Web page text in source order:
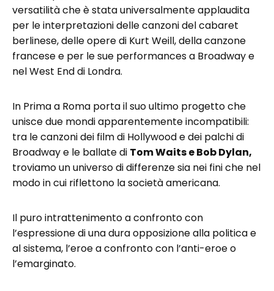
versatilità che è stata universalmente applaudita
per le interpretazioni delle canzoni del cabaret
berlinese, delle opere di Kurt Weill, della canzone
francese e per le sue performances a Broadway e
nel West End di Londra.
In Prima a Roma porta il suo ultimo progetto che
unisce due mondi apparentemente incompatibili:
tra le canzoni dei film di Hollywood e dei palchi di
Broadway e le ballate di Tom Waits e Bob Dylan,
troviamo un universo di differenze sia nei fini che nel
modo in cui riflettono la società americana.
Il puro intrattenimento a confronto con
l’espressione di una dura opposizione alla politica e
al sistema, l’eroe a confronto con l’anti-eroe o
l’emarginato.